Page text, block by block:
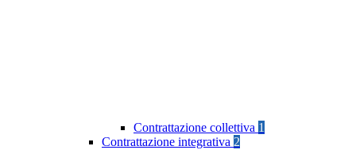
Contrattazione collettiva 1
Contrattazione integrativa 2